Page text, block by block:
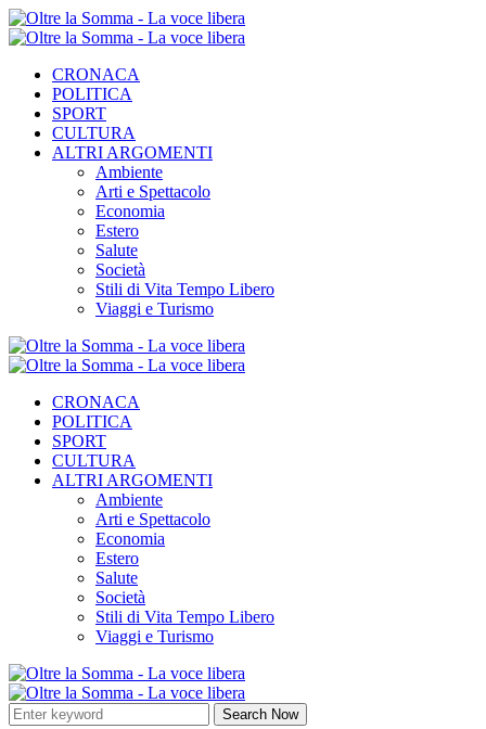
CRONACA
POLITICA
SPORT
CULTURA
ALTRI ARGOMENTI
Ambiente
Arti e Spettacolo
Economia
Estero
Salute
Società
Stili di Vita Tempo Libero
Viaggi e Turismo
CRONACA
POLITICA
SPORT
CULTURA
ALTRI ARGOMENTI
Ambiente
Arti e Spettacolo
Economia
Estero
Salute
Società
Stili di Vita Tempo Libero
Viaggi e Turismo
Search Now